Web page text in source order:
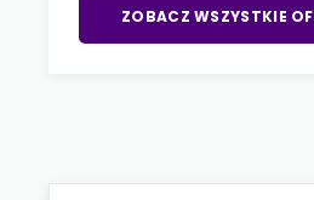
ZOBACZ WSZYSTKIE